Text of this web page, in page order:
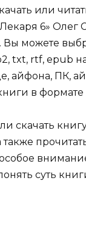
или
6» Олег
Вы можете
txt, rtf, epub
айфона, ПК,
в формате
скачать
суть